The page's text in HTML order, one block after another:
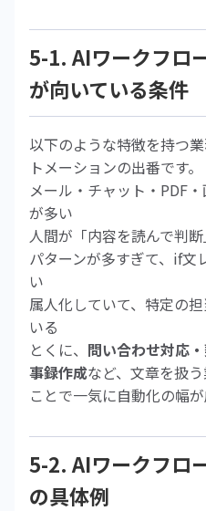
5-1. AIワークフロ
が向いている条件
以下のような特徴を持つ
トメーションの出番です。
メール・チャット・PDF・
が多い
人間が「内容を読んで判
パターンが多すぎて、if文
い
属人化していて、特定の
いる
とくに、 問い合わせ対応
事録作成など、文章を扱
ことで一気に自動化の幅が
5-2. AIワークフロ
の具体例